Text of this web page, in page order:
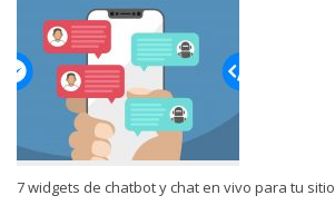
7 widgets de chatbot y chat en vivo para tu